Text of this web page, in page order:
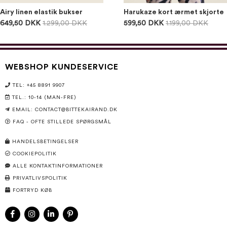
Airy linen elastik bukser
649,50 DKK 1.299,00 DKK
Harukaze kort ærmet skjorte
599,50 DKK 1.199,00 DKK
WEBSHOP KUNDESERVICE
TEL: +45 8891 9907
TEL.: 10-14 (MAN-FRE)
EMAIL: CONTACT@BITTEKAIRAND.DK
FAQ - OFTE STILLEDE SPØRGSMÅL
HANDELSBETINGELSER
COOKIEPOLITIK
ALLE KONTAKTINFORMATIONER
PRIVATLIVSPOLITIK
FORTRYD KØB